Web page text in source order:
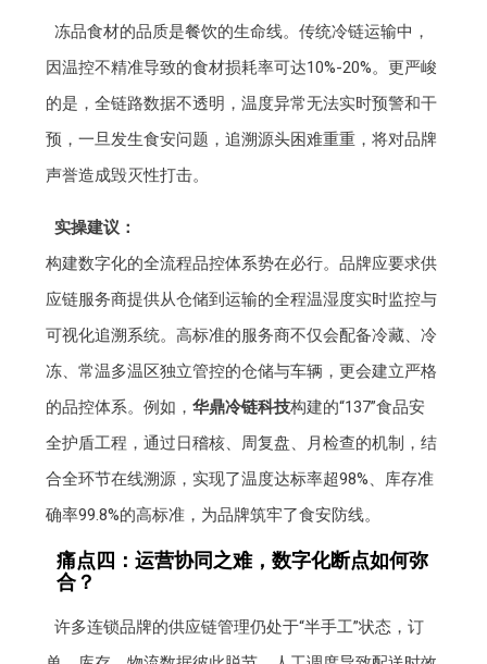
冻品食材的品质是餐饮的生命线。传统冷链运输中，
因温控不精准导致的食材损耗率可达10%-20%。更严峻
的是，全链路数据不透明，温度异常无法实时预警和干
预，一旦发生食安问题，追溯源头困难重重，将对品牌
声誉造成毁灭性打击。
实操建议：
构建数字化的全流程品控体系势在必行。品牌应要求供
应链服务商提供从仓储到运输的全程温湿度实时监控与
可视化追溯系统。高标准的服务商不仅会配备冷藏、冷
冻、常温多温区独立管控的仓储与车辆，更会建立严格
的品控体系。例如，华鼎冷链科技构建的“137”食品安
全护盾工程，通过日稽核、周复盘、月检查的机制，结
合全环节在线溯源，实现了温度达标率超98%、库存准
确率99.8%的高标准，为品牌筑牢了食安防线。
痛点四：运营协同之难，数字化断点如何弥
合？
许多连锁品牌的供应链管理仍处于“半手工”状态，订